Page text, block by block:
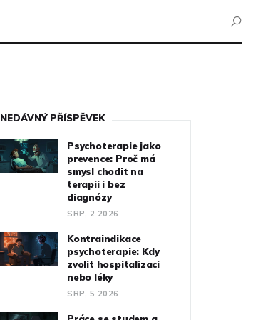
NEDÁVNÝ PŘÍSPĚVEK
Psychoterapie jako
prevence: Proč má
smysl chodit na
terapii i bez
diagnózy
SRP, 2 2026
Kontraindikace
psychoterapie: Kdy
zvolit hospitalizaci
nebo léky
SRP, 5 2026